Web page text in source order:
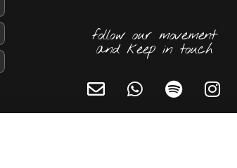
follow our movement
and keep in touch